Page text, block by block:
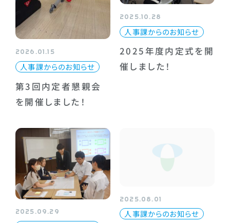
第3回内定者懇親会
を開催しました！
2026.01.15
人事課からのお知らせ
2025年度内定式を開
催しました！
2025.10.28
人事課からのお知らせ
2025.09.29
2025.08.01
人事課からのお知らせ